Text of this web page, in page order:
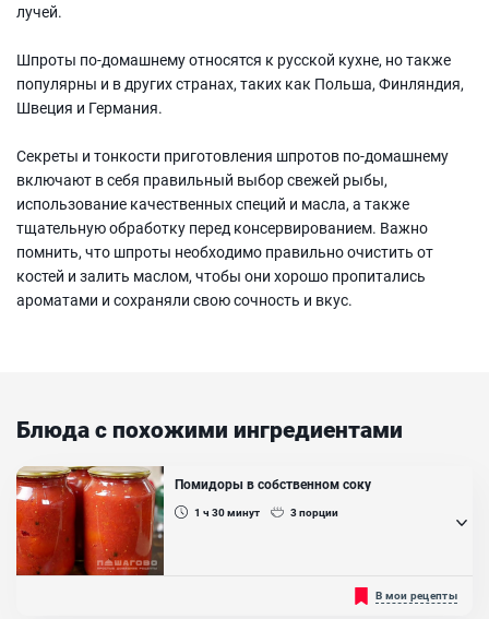
лучей.
Шпроты по-домашнему относятся к русской кухне, но также
популярны и в других странах, таких как Польша, Финляндия,
Швеция и Германия.
Секреты и тонкости приготовления шпротов по-домашнему
включают в себя правильный выбор свежей рыбы,
использование качественных специй и масла, а также
тщательную обработку перед консервированием. Важно
помнить, что шпроты необходимо правильно очистить от
костей и залить маслом, чтобы они хорошо пропитались
ароматами и сохраняли свою сочность и вкус.
Блюда с похожими ингредиентами
Помидоры в собственном соку
1 ч 30минут 3порции
Помидоры в собственном соку на зиму отличный вариант
сохранить томаты на целый год. Такие помидоры можно подать
В мои рецепты